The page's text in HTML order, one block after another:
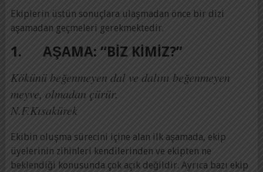
Ekiplerin üstün sonuçlara ulaşmadan önce bir dizi
aşamadan geçmeleri gerekmektedir.
1. AŞAMA: “BIZ KIMIZ?”
Kökünü beğenmeyen dal ve dalını beğenmeyen
meyve, olmadan çürür.
N.F.Kısakürek
Ekibin oluşma sürecini içine alan ilk aşamada, ekip
üyelerinin zihinleri kendilerinden ve ekipten ne
beklendiği konusunda çok açık değildir. Ayrıca bazı ekip